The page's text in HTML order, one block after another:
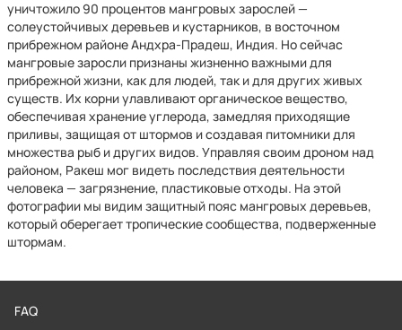
уничтожило 90 процентов мангровых зарослей —
солеустойчивых деревьев и кустарников, в восточном
прибрежном районе Андхра-Прадеш, Индия. Но сейчас
мангровые заросли признаны жизненно важными для
прибрежной жизни, как для людей, так и для других живых
существ. Их корни улавливают органическое вещество,
обеспечивая хранение углерода, замедляя приходящие
приливы, защищая от штормов и создавая питомники для
множества рыб и других видов. Управляя своим дроном над
районом, Ракеш мог видеть последствия деятельности
человека — загрязнение, пластиковые отходы. На этой
фотографии мы видим защитный пояс мангровых деревьев,
который оберегает тропические сообщества, подверженные
штормам.
FAQ